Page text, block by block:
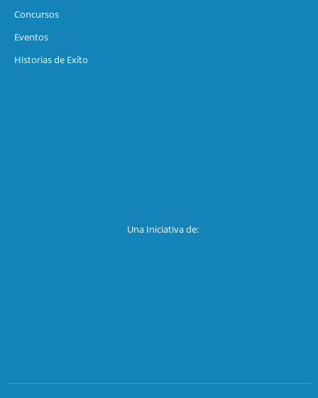
Concursos
Eventos
Historias de Exíto
Una Iniciativa de: